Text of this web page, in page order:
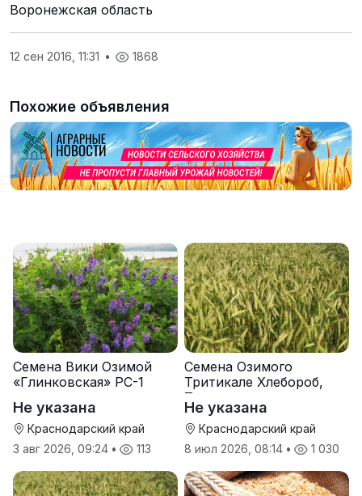
Воронежская область
12 сен 2016, 11:31 • 1868
Похожие объявления
Семена Вики Озимой
«Глинковская» РС-1
Не указана
Краснодарский край
3 авг 2026, 09:24 • 113
Семена Озимого
Тритикале Хлебороб,
Тихон
Не указана
Краснодарский край
8 июл 2026, 08:14 • 1 030